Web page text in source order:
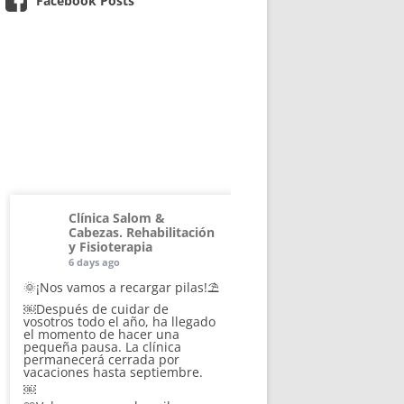
Clínica Salom &
Cabezas. Rehabilitación
y Fisioterapia
6 days ago
🌞¡Nos vamos a recargar pilas!⛱️
￼Después de cuidar de
vosotros todo el año, ha llegado
el momento de hacer una
pequeña pausa. La clínica
permanecerá cerrada por
vacaciones hasta septiembre.
￼